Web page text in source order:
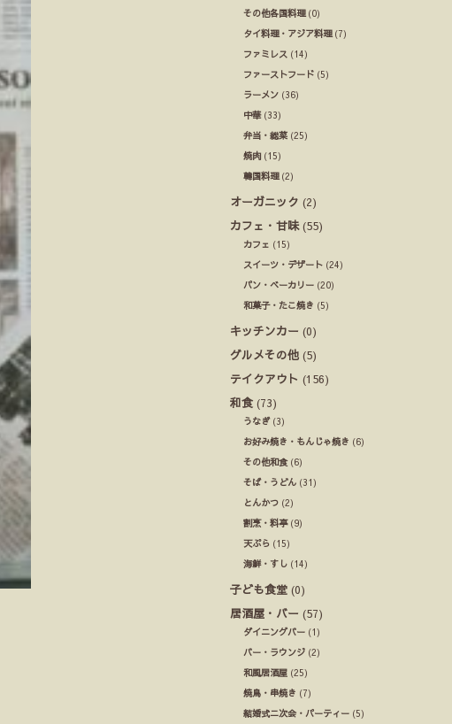
その他各国料理(0)
タイ料理・アジア料理(7)
ファミレス (14)
ファーストフード (5)
ラーメン (36)
中華(33)
弁当・総菜 (25)
焼肉 (15)
韓国料理(2)
オーガニック (2)
カフェ・甘味(55)
カフェ (15)
スイーツ・デザート (24)
パン・ベーカリー (20)
和菓子・たこ焼き (5)
キッチンカー (0)
グルメその他 (5)
テイクアウト (156)
和食 (73)
うなぎ(3)
お好み焼き・もんじゃ焼き (6)
その他和食(6)
そば・うどん (31)
とんかつ (2)
割烹・料亭(9)
天ぷら (15)
海鮮・すし (14)
子ども食堂 (0)
居酒屋・バー (57)
ダイニングバー (1)
バー・ラウンジ (2)
和風居酒屋 (25)
焼鳥・串焼き (7)
結婚式ニ次会・パーティー (5)